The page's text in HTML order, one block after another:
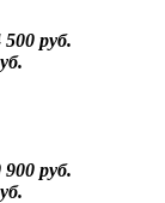
руб.
руб.